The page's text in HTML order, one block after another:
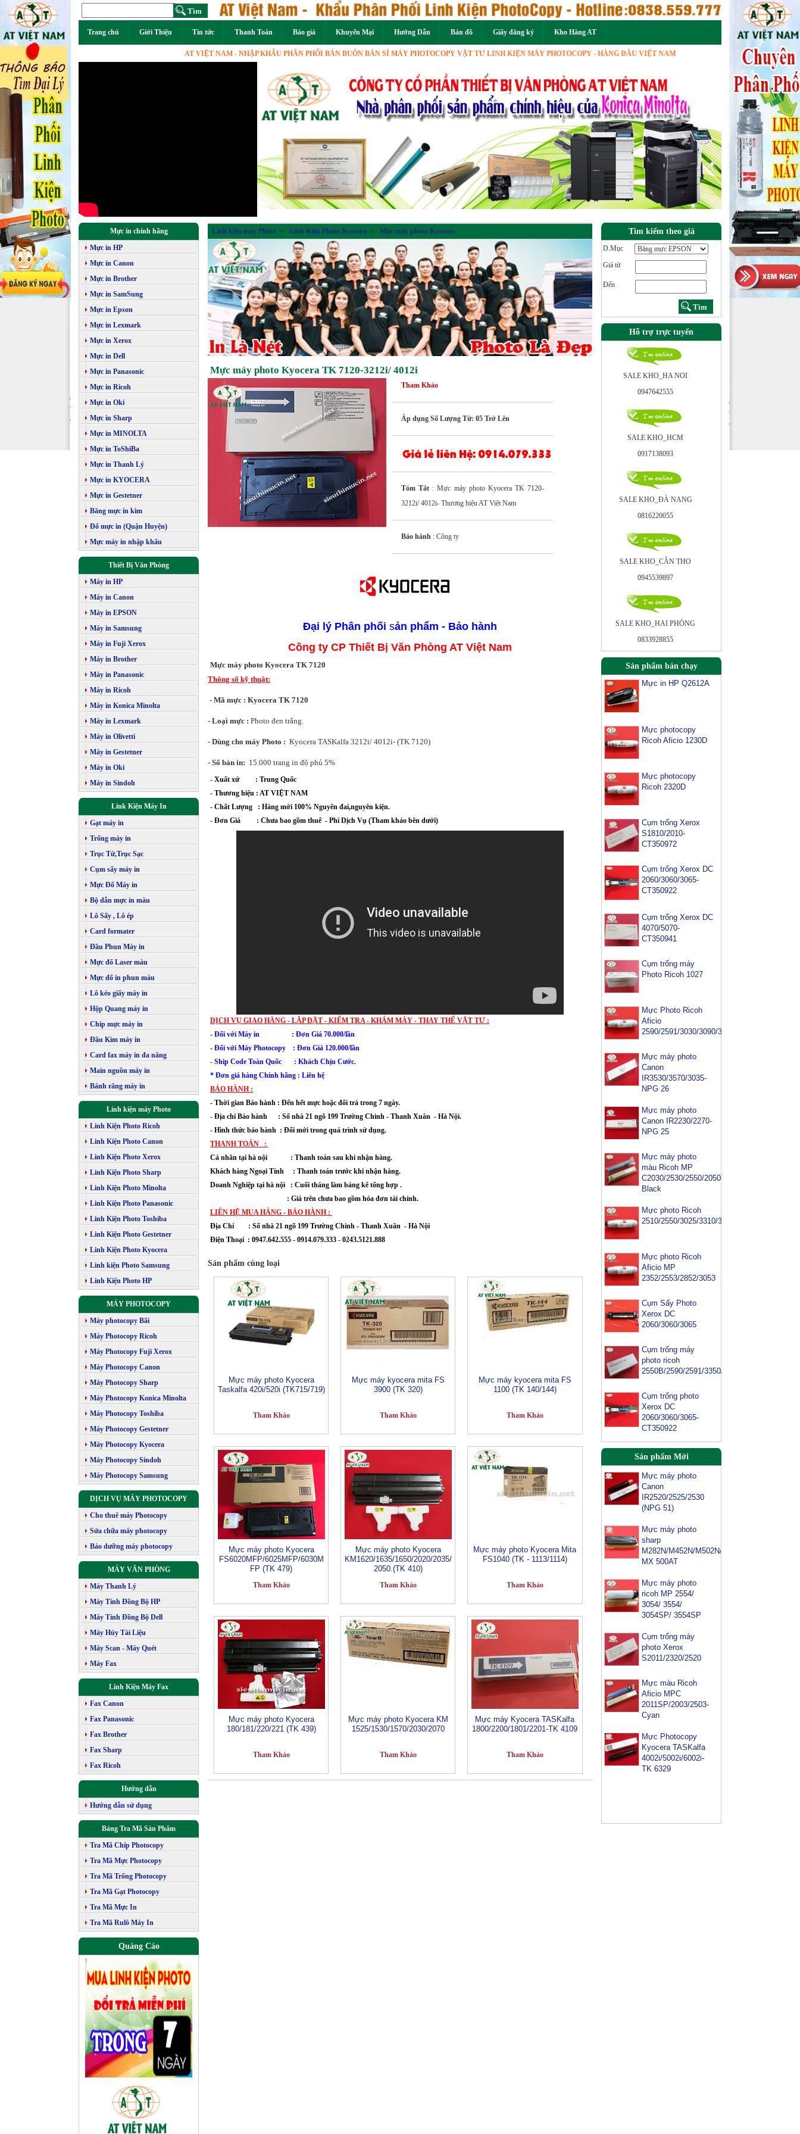
Trang chủ Giới Thiệu Tin tức Thanh Toán Báo giá Khuyến Mại Hướng Dẫn Bản đồ Giấy đăng ký Kho Hàng AT
AT VIỆT NAM - NHẬP KHẨU PHÂN PHỐI BÁN BUÔN BÁN SỈ MÁY PHOTOCOPY VẬT TƯ LINH KIỆN MÁY PHOTOCOPY - HÀNG ĐẦU VIỆT NAM
Previous Next
Mực in chính hãng
Mực in HP
Mực in Canon
Mực in Brother
Mực in SamSung
Mực in Epson
Mực in Lexmark
Mực in Xerox
Mực in Dell
Mực in Panasonic
Mực in Ricoh
Mực in Oki
Mực in Sharp
Mực in MINOLTA
Mực in ToShiBa
Mực in Thanh Lý
Mực in KYOCERA
Mực in Gestetner
Băng mực in kim
Đổ mực in (Quận Huyện)
Mực máy in nhập khẩu
Thiết Bị Văn Phòng
Máy in HP
Máy in Canon
Máy in EPSON
Máy in Samsung
Máy in Fuji Xerox
Máy in Brother
Máy in Panasonic
Máy in Ricoh
Máy in Konica Minolta
Máy in Lexmark
Máy in Olivetti
Máy in Gestetner
Máy in Oki
Máy in Sindoh
Link Kiện Máy In
Gạt máy in
Trống máy in
Trục Từ,Trục Sạc
Cụm sấy máy in
Mực Đổ Máy in
Bộ dẫn mực in màu
Lô Sấy , Lô ép
Card formater
Đầu Phun Máy in
Mực đổ Laser màu
Mực đổ in phun màu
Lô kéo giấy máy in
Hộp Quang máy in
Chip mực máy in
Đầu Kim máy in
Card fax máy in đa năng
Main nguồn máy in
Bánh răng máy in
Linh kiện máy Photo
Linh Kiện Photo Ricoh
Linh Kiện Photo Canon
Linh Kiện Photo Xerox
Linh Kiện Photo Sharp
Linh Kiện Photo Minolta
Linh Kiện Photo Panasonic
Linh Kiện Photo Toshiba
Linh Kiện Photo Gestetner
Linh Kiện Photo Kyocera
Linh kiện Photo Samsung
Linh Kiện Photo HP
MÁY PHOTOCOPY
Máy photocopy Bãi
Máy Photocopy Ricoh
Máy Photocopy Fuji Xerox
Máy Photocopy Canon
Máy Photocopy Sharp
Máy Photocopy Konica Minolta
Máy Photocopy Toshiba
Máy Photocopy Gestetner
Máy Photocopy Kyocera
Máy Photocopy Sindoh
Máy Photocopy Samsung
DỊCH VỤ MÁY PHOTOCOPY
Cho thuê máy Photocopy
Sửa chữa máy photocopy
Bảo dưỡng máy photocopy
MÁY VĂN PHÒNG
Máy Thanh Lý
Máy Tính Đồng Bộ HP
Máy Tính Đồng Bộ Dell
Máy Hủy Tài Liệu
Máy Scan - Máy Quét
Máy Fax
Linh Kiện Máy Fax
Fax Canon
Fax Panasonic
Fax Brother
Fax Sharp
Fax Ricoh
Hướng dẫn
Hướng dẫn sử dụng
Bảng Tra Mã Sản Phẩm
Tra Mã Chíp Photocopy
Tra Mã Mực Photocopy
Tra Mã Trống Photocopy
Tra Mã Gạt Photocopy
Tra Mã Mực In
Tra Mã Rulô Máy In
Quảng Cáo
Linh kiện máy Photo » Linh Kiện Photo Kyocera » Mực máy photo Kyocera
Mực máy photo Kyocera TK 7120-3212i/ 4012i
Tham Khảo
Áp dụng Số Lượng Từ: 05 Trở Lên
Tóm Tắt : Mực máy photo Kyocera TK 7120-
3212i/ 4012i- Thương hiệu AT Việt Nam
Bảo hành : Công ty
Đại lý Phân phối sản phẩm - Bảo hành
Công ty CP Thiết Bị Văn Phòng AT Việt Nam
Mực máy photo Kyocera TK 7120
Thông số kỹ thuật:
- Mã mực : Kyocera TK 7120
- Loại mực : Photo đen trắng.
- Dùng cho máy Photo : Kyocera TASKalfa 3212i/ 4012i- (TK 7120)
- Số bản in: 15.000 trang in độ phủ 5%
- Xuất xứ : Trung Quốc
- Thương hiệu : AT VIỆT NAM
- Chất Lượng : Hàng mới 100% Nguyên đai,nguyên kiện.
- Đơn Giá : Chưa bao gồm thuế - Phí Dịch Vụ (Tham khảo bên dưới)
DỊCH VỤ GIAO HÀNG - LẮP ĐẶT - KIỂM TRA - KHÁM MÁY - THAY THẾ VẬT TƯ :
- Đối với Máy in : Đơn Giá 70.000/lần
- Đối với Máy Photocopy : Đơn Giá 120.000/lần
- Ship Code Toàn Quốc : Khách Chịu Cước.
* Đơn giá hàng Chính hãng : Liên hệ
BẢO HÀNH :
- Thời gian Bảo hành : Đến hết mực hoặc đổi trả trong 7 ngày.
- Địa chỉ Bảo hành : Số nhà 21 ngõ 199 Trường Chinh - Thanh Xuân - Hà Nội.
- Hình thức bảo hành : Đổi mới trong quá trình sử dụng.
THANH TOÁN :
Cá nhân tại hà nội : Thanh toán sau khi nhận hàng.
Khách hàng Ngoại Tỉnh : Thanh toán trước khi nhận hàng.
Doanh Nghiệp tại hà nội : Cuối tháng làm bảng kê tổng hợp .
: Giá trên chưa bao gồm hóa đơn tài chính.
LIÊN HỆ MUA HÀNG - BẢO HÀNH :
Địa Chỉ : Số nhà 21 ngõ 199 Trường Chinh - Thanh Xuân - Hà Nội
Điện Thoại : 0947.642.555 - 0914.079.333 - 0243.5121.888
Sản phẩm cùng loại
Mực máy photo Kyocera
Taskalfa 420i/520i (TK715/719)
Tham Khảo
Mực máy kyocera mita FS
3900 (TK 320)
Tham Khảo
Mực máy kyocera mita FS
1100 (TK 140/144)
Tham Khảo
Mực máy photo Kyocera
FS6020MFP/6025MFP/6030M
FP (TK 479)
Tham Khảo
Mực máy photo Kyocera
KM1620/1635/1650/2020/2035/
2050.(TK 410)
Tham Khảo
Mực máy photo Kyocera Mita
FS1040 (TK - 1113/1114)
Tham Khảo
Mực máy photo Kyocera
180/181/220/221 (TK 439)
Tham Khảo
Mực máy photo Kyocera KM
1525/1530/1570/2030/2070
Tham Khảo
Mực máy Kyocera TASKalfa
1800/2200/1801/2201-TK 4109
Tham Khảo
Tìm kiếm theo giá
D.Mục
Giá từ
Đến
Hỗ trợ trực tuyến
SALE KHO_HA NOI
0947642555
SALE KHO_HCM
0917138093
SALE KHO_ÐÀ NANG
0816220055
SALE KHO_CÂN THO
0945539897
SALE KHO_HAI PHÒNG
0833928855
Sản phẩm bán chạy
Mực in HP Q2612A
Mực photocopy
Ricoh Aficio 1230D
Mực photocopy
Ricoh 2320D
Cụm trống Xerox
S1810/2010-
CT350972
Cụm trống Xerox DC
2060/3060/3065-
CT350922
Cụm trống Xerox DC
4070/5070-
CT350941
Cụm trống máy
Photo Ricoh 1027
Mực Photo Ricoh
Aficio
2590/2591/3030/3090/3391
Mực máy photo
Canon
IR3530/3570/3035-
NPG 26
Mực máy photo
Canon IR2230/2270-
NPG 25
Mực máy photo
màu Ricoh MP
C2030/2530/2550/2050-
Black
Mực photo Ricoh
2510/2550/3025/3310/3350/3352/3353
Mực photo Ricoh
Aficio MP
2352/2553/2852/3053
Cụm Sấy Photo
Xerox DC
2060/3060/3065
Cụm trống máy
photo ricoh
2550B/2590/2591/3350/3352
Cụm trống photo
Xerox DC
2060/3060/3065-
CT350922
Sản phẩm Mới
Mực máy photo
Canon
IR2520/2525/2530
(NPG 51)
Mực máy photo
M282N/M452N/M502N/M503-
MX 500AT
Mực máy photo
3054/ 3554/
3054SP/ 3554SP
Cụm trống máy
S2011/2320/2520
Mực màu Ricoh
2011SP/2003/2503-
Cyan
Mực Photocopy
4002i/5002i/6002i-
TK 6329